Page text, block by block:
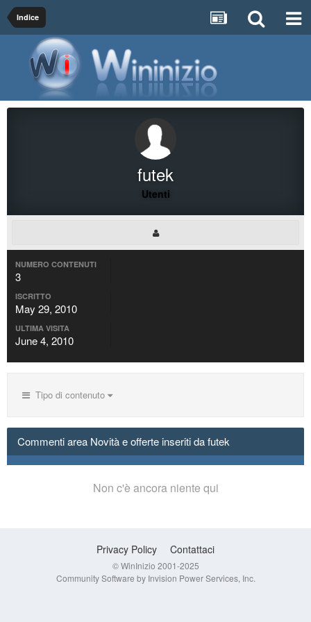
Indice
futek
Utenti
NUMERO CONTENUTI
3
ISCRITTO
May 29, 2010
ULTIMA VISITA
June 4, 2010
Tipo di contenuto
Commenti area Novità e offerte inseriti da futek
Non c'è ancora niente qui
Privacy Policy Contattaci
© WinInizio 2001-2025
Community Software by Invision Power Services, Inc.